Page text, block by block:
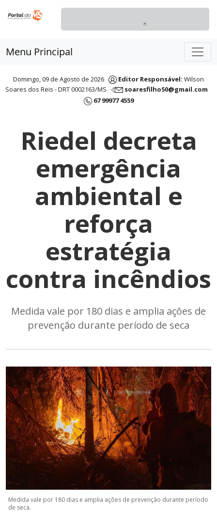
Menu Principal
Domingo, 09 de Agosto de 2026 Editor Responsável: Wilson
Soares dos Reis - DRT 0002163/MS
soaresfilho50@gmail.com
67 99977 4559
Riedel decreta
emergência
ambiental e
reforça
estratégia
contra incêndios
Medida vale por 180 dias e amplia ações de
prevenção durante período de seca
Medida vale por 180 dias e amplia ações de prevenção durante período
de seca.